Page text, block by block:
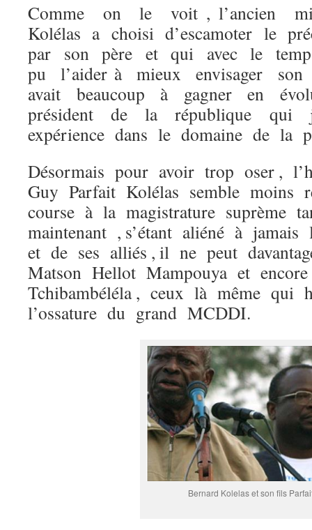
Comme on le voit , l’ancien
Kolélas a choisi d’escamoter le
par son père et qui avec le
pu l’aider à mieux envisager
avait beaucoup à gagner en
président de la république qui
expérience dans le domaine de la
Désormais pour avoir trop oser ,
Guy Parfait Kolélas semble moins
course à la magistrature suprème
maintenant , s’étant aliéné à
et de ses alliés , il ne peut
Matson Hellot Mampouya et
Tchibambéléla , ceux là même qui
l’ossature du grand MCDDI.
Bernard Kolelas et son fils